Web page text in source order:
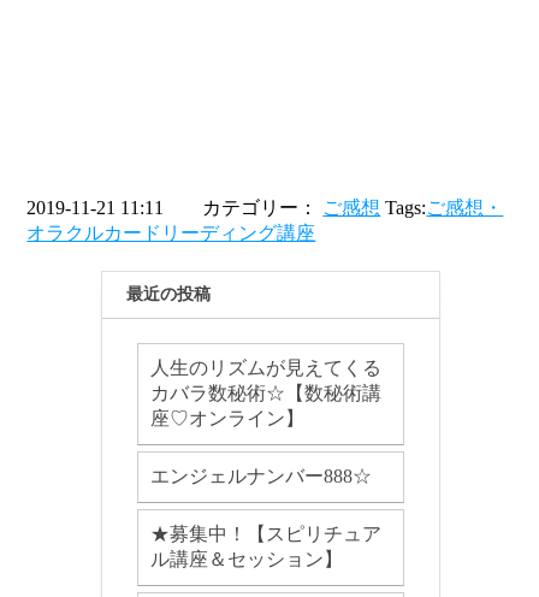
2019-11-21 11:11 カテゴリー： ご感想 Tags:ご感想・
オラクルカードリーディング講座
最近の投稿
人生のリズムが見えてくる
カバラ数秘術☆【数秘術講
座♡オンライン】
エンジェルナンバー888☆
★募集中！【スピリチュア
ル講座＆セッション】